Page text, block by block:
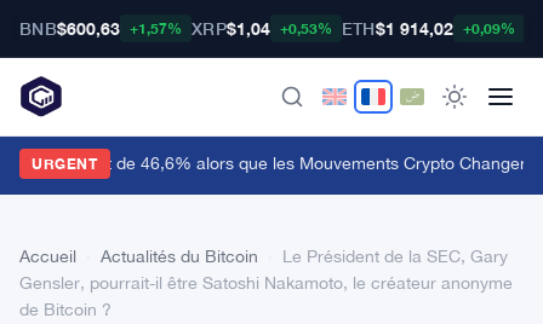
BNB$600,63 +1,57% XRP$1,04 +0,53% ETH$1 914,02 +0,09%
URGENT
Bondit de 46,6% alors que les Mouvements Crypto Changent
Accueil Actualités du Bitcoin
Le Président de la SEC, Gary
Gensler, pourrait-il être Satoshi Nakamoto, le créateur anonyme
de Bitcoin ?